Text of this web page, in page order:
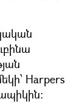
Harpers